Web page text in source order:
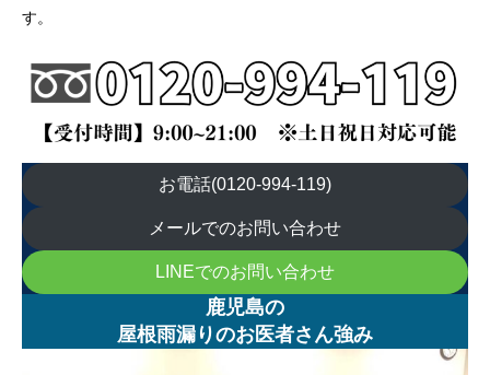
す。
お電話(0120-994-119)
メールでのお問い合わせ
LINEでのお問い合わせ
鹿児島の
屋根雨漏りのお医者さん強み